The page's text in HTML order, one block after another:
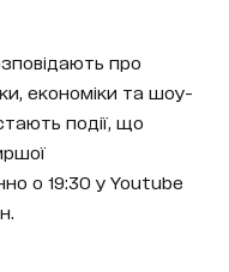
про
економіки та шоу-
події, що
о 19:30 у Youtube